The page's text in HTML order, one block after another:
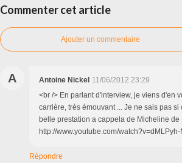
Commenter cet article
Ajouter un commentaire
A Antoine Nickel 11/06/2012 23:29
<br /> En parlant d'interview, je viens d'en
carrière, très émouvant ... Je ne sais pas
belle prestation a cappela de Micheline de
http://www.youtube.com/
Répondre